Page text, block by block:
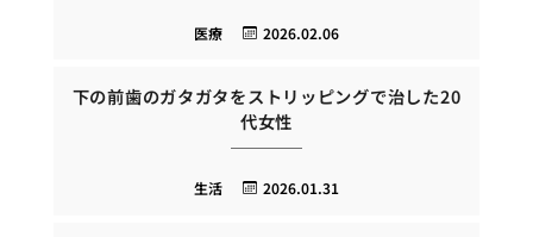
2026.02.06
医療
下の前歯のガタガタをストリッピングで治した20
代女性
2026.01.31
生活